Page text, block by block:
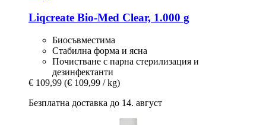
Liqcreate Bio-​Med Clear, 1.000 g
Биосъвместима
Стабилна форма и ясна
Почистване с парна стерилизация и
дезинфектанти
€ 109,99 (€ 109,99 / kg)
Безплатна доставка до 14. август